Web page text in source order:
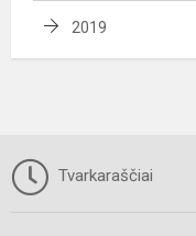
2019
Tvarkaraščiai